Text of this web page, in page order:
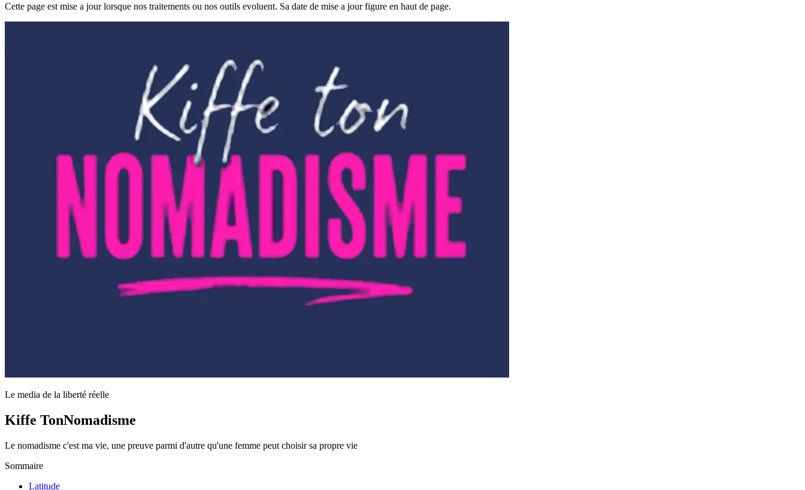
Cette page est mise a jour lorsque nos traitements ou nos outils evoluent. Sa date de mise a jour figure en haut de page.
Le media de la liberté réelle
Kiffe TonNomadisme
Le nomadisme c'est ma vie, une preuve parmi d'autre qu'une femme peut choisir sa propre vie
Sommaire
Latitude